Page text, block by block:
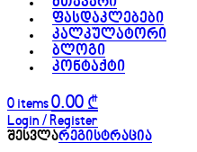
ფასდაკლებები
კალკულატორი
ბლოგი
კონტაქტი
0 items0.00 ₾
Login / Register
შესვლარეგისტრაცია